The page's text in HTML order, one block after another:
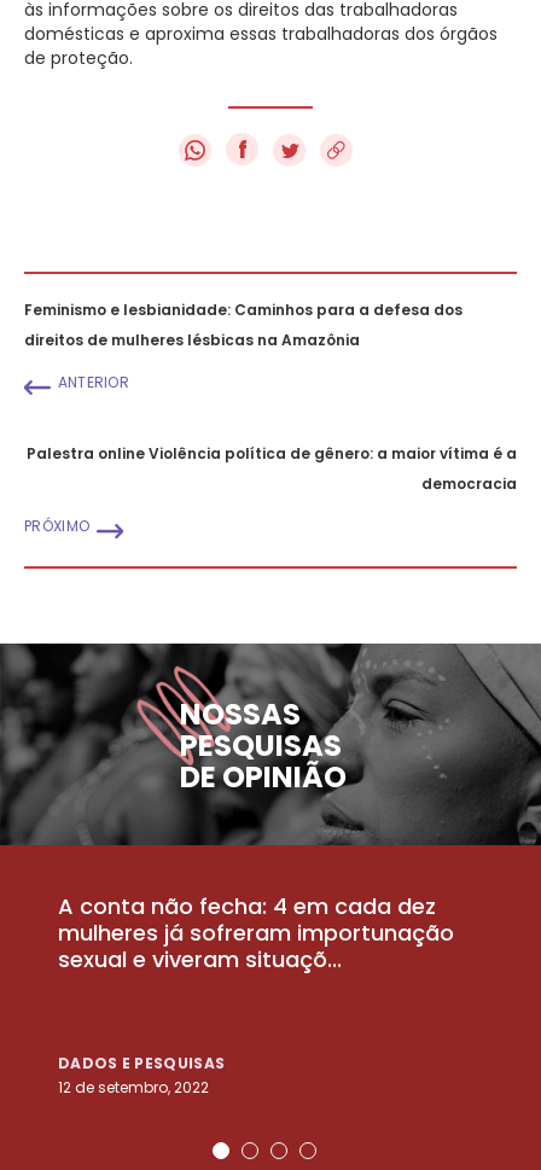
às informações sobre os direitos das trabalhadoras
domésticas e aproxima essas trabalhadoras dos órgãos
de proteção.
f
Feminismo e lesbianidade: Caminhos para a defesa dos
direitos de mulheres lésbicas na Amazônia
ANTERIOR
Palestra online Violência política de gênero: a maior vítima é a
democracia
PRÓXIMO
NOSSAS
PESQUISAS
DE OPINIÃO
A conta não fecha: 4 em cada dez
mulheres já sofreram importunação
sexual e viveram situaçõ...
DADOS E PESQUISAS
12 de setembro, 2022